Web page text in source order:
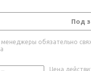
Под
обязательно
Цена